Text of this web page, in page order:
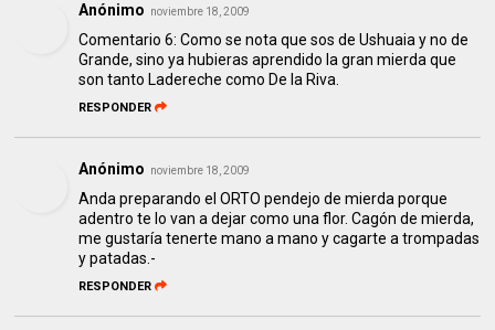
Anónimo noviembre 18, 2009
Comentario 6: Como se nota que sos de Ushuaia y no de
Grande, sino ya hubieras aprendido la gran mierda que
son tanto Ladereche como De la Riva.
RESPONDER
Anónimo noviembre 18, 2009
Anda preparando el ORTO pendejo de mierda porque
adentro te lo van a dejar como una flor. Cagón de mierda,
me gustaría tenerte mano a mano y cagarte a trompadas
y patadas.-
RESPONDER